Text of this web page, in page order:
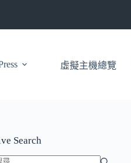
虛擬主機總覽
Search